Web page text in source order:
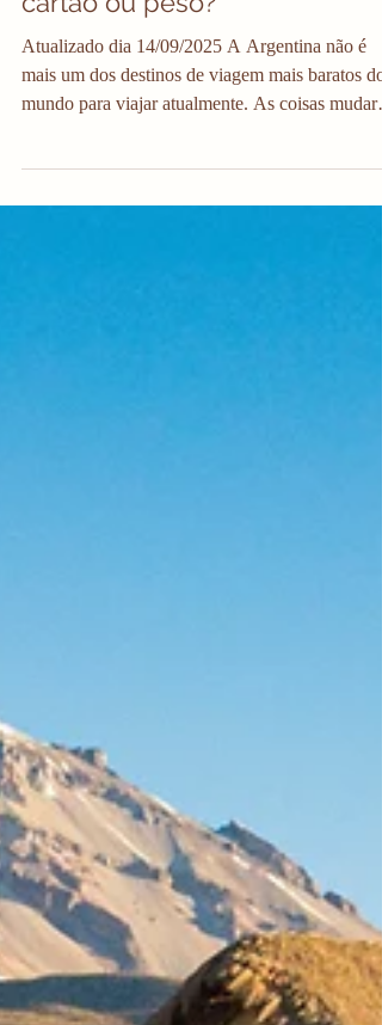
Argentina em 2025? Dólar,
cartão ou peso?
Atualizado dia 14/09/2025 A Argentina não é